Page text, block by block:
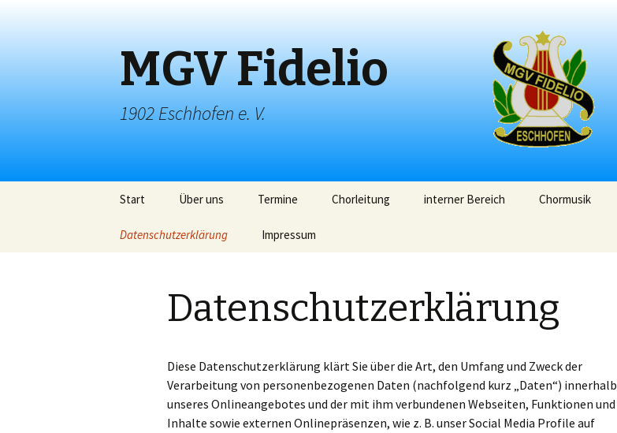
MGV Fidelio
1902 Eschhofen e. V.
Inhalt
Start Über uns Termine Chorleitung interner Bereich Chormusik
Datenschutzerklärung Impressum
Datenschutzerklärung
Diese Datenschutzerklärung klärt Sie über die Art, den Umfang und Zweck der
Verarbeitung von personenbezogenen Daten (nachfolgend kurz „Daten“) innerhalb
unseres Onlineangebotes und der mit ihm verbundenen Webseiten, Funktionen und
Inhalte sowie externen Onlinepräsenzen, wie z. B. unser Social Media Profile auf